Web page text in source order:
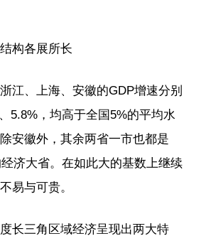
构各展所长
江、上海、安徽的GDP增速分别
5.8%，均高于全国5%的平均水
安徽外，其余两省一市也都是
济大省。在如此大的基数上继续
易与可贵。
长三角区域经济呈现出两大特